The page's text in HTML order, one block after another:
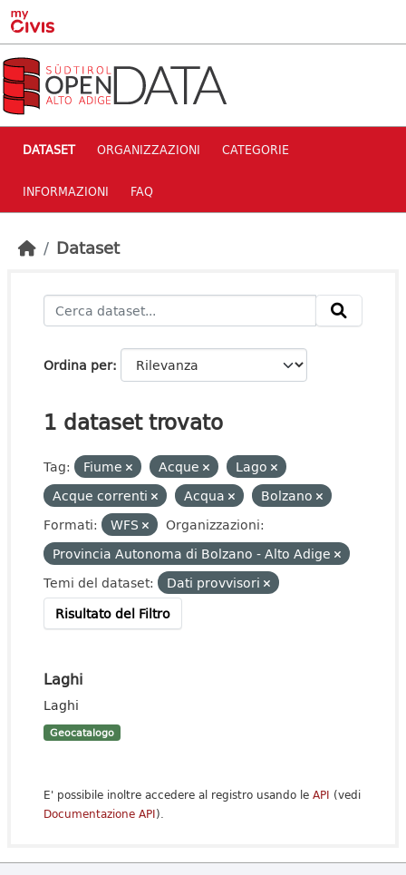
Skip to main content
DATASET ORGANIZZAZIONI CATEGORIE
INFORMAZIONI FAQ
Dataset
Ordina per
1 dataset trovato
Tag: Fiume Acque
Lago
Acque correnti
Acqua
Bolzano
Formati:
WFS
Organizzazioni:
Provincia Autonoma di Bolzano - Alto Adige
Temi del dataset:
Dati provvisori
Risultato del Filtro
Laghi
Laghi
Geocatalogo
E' possibile inoltre accedere al registro usando le API (vedi
Documentazione API).